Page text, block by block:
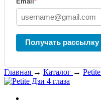
Получать рассылку
Главная → Каталог → Petite